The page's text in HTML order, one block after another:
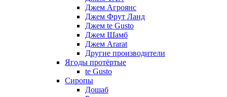
Джем Агроянс
Джем Фрут Ланд
Джем te Gusto
Джем Шамб
Джем Ararat
Другие производители
Ягоды протёртые
te Gusto
Сиропы
Дошаб